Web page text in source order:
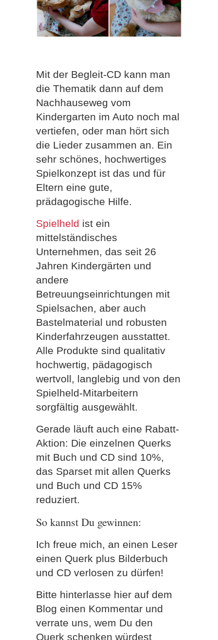
Mit der Begleit-CD kann man
die Thematik dann auf dem
Nachhauseweg vom
Kindergarten im Auto noch mal
vertiefen, oder man hört sich
die Lieder zusammen an. Ein
sehr schönes, hochwertiges
Spielkonzept ist das und für
Eltern eine gute,
prädagogische Hilfe.
Spielheld ist ein
mittelständisches
Unternehmen, das seit 26
Jahren Kindergärten und
andere
Betreuungseinrichtungen mit
Spielsachen, aber auch
Bastelmaterial und robusten
Kinderfahrzeugen ausstattet.
Alle Produkte sind qualitativ
hochwertig, pädagogisch
wertvoll, langlebig und von den
Spielheld-Mitarbeitern
sorgfältig ausgewählt.
Gerade läuft auch eine Rabatt-
Aktion: Die einzelnen Querks
mit Buch und CD sind 10%,
das Sparset mit allen Querks
und Buch und CD 15%
reduziert.
So kannst Du gewinnen:
Ich freue mich, an einen Leser
einen Querk plus Bilderbuch
und CD verlosen zu dürfen!
Bitte hinterlasse hier auf dem
Blog einen Kommentar und
verrate uns, wem Du den
Querk schenken würdest